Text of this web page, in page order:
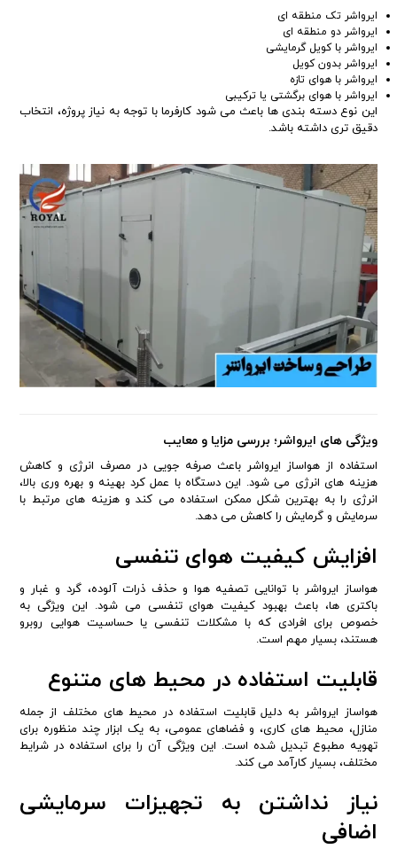
ایرواشر تک منطقه ای
ایرواشر دو منطقه ای
ایرواشر با کویل گرمایشی
ایرواشر بدون کویل
ایرواشر با هوای تازه
ایرواشر با هوای برگشتی یا ترکیبی
این نوع دسته بندی ها باعث می شود کارفرما با توجه به نیاز پروژه، انتخاب
دقیق تری داشته باشد.
ویژگی های ایرواشر؛ بررسی مزایا و معایب
استفاده از هواساز ایرواشر باعث صرفه جویی در مصرف انرژی و کاهش
هزینه های انرژی می شود. این دستگاه با عمل کرد بهینه و بهره وری بالا،
انرژی را به بهترین شکل ممکن استفاده می کند و هزینه های مرتبط با
سرمایش و گرمایش را کاهش می دهد.
افزایش کیفیت هوای تنفسی
هواساز ایرواشر با توانایی تصفیه هوا و حذف ذرات آلوده، گرد و غبار و
باکتری ها، باعث بهبود کیفیت هوای تنفسی می شود. این ویژگی به
خصوص برای افرادی که با مشکلات تنفسی یا حساسیت هوایی روبرو
هستند، بسیار مهم است.
قابلیت استفاده در محیط های متنوع
هواساز ایرواشر به دلیل قابلیت استفاده در محیط های مختلف از جمله
منازل، محیط های کاری، و فضاهای عمومی، به یک ابزار چند منظوره برای
تهویه مطبوع تبدیل شده است. این ویژگی آن را برای استفاده در شرایط
مختلف، بسیار کارآمد می کند.
نیاز نداشتن به تجهیزات سرمایشی
اضافی